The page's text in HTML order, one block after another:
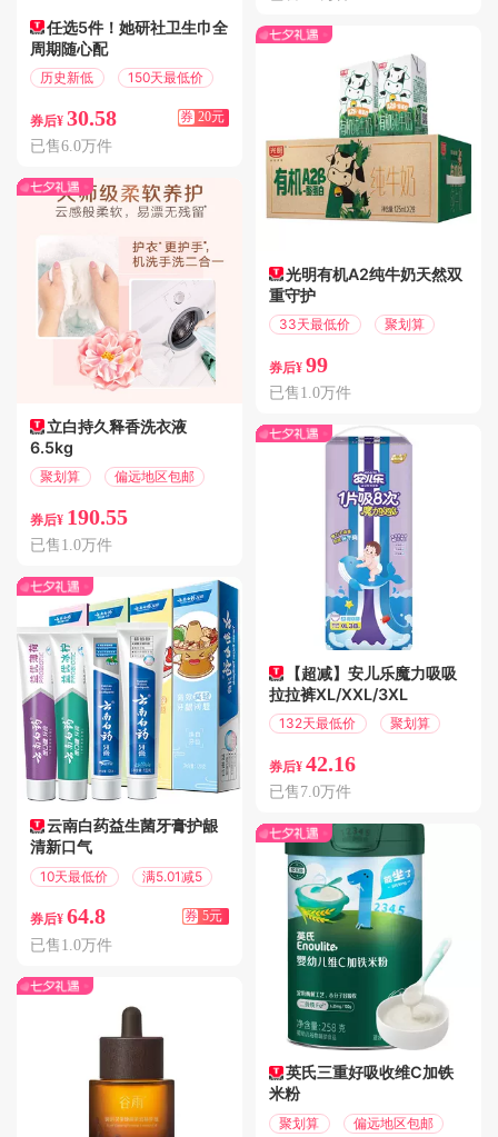
任选5件！她研社卫生巾全
周期随心配
历史新低 150天最低价
券后¥ 30.58 券 20元
已售6.0万件
立白持久释香洗衣液
6.5kg
聚划算 偏远地区包邮
券后¥ 190.55
已售1.0万件
云南白药益生菌牙膏护龈
清新口气
10天最低价 满5.01减5
券后¥ 64.8 券 5元
已售1.0万件
光明有机A2纯牛奶天然双
重守护
33天最低价 聚划算
券后¥ 99
已售1.0万件
【超减】安儿乐魔力吸吸
拉拉裤XL/XXL/3XL
132天最低价 聚划算
券后¥ 42.16
已售7.0万件
英氏三重好吸收维C加铁
米粉
聚划算 偏远地区包邮